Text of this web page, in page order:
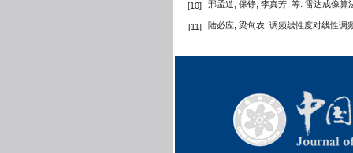
[10] 邢孟道, 保铮, 李真芳, 等. 雷达成像算
[11] 陆必应, 梁甸农. 调频线性度对线性调